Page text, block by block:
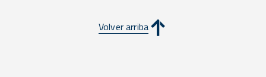
Volver arriba